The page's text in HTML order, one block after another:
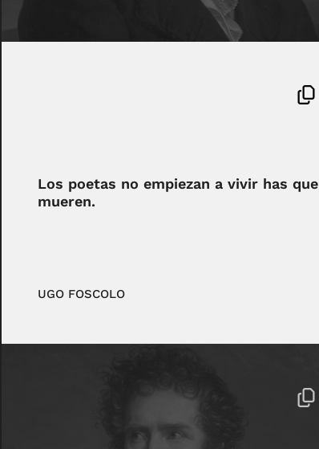
Los poetas no empiezan a vivir has que
mueren.
UGO FOSCOLO